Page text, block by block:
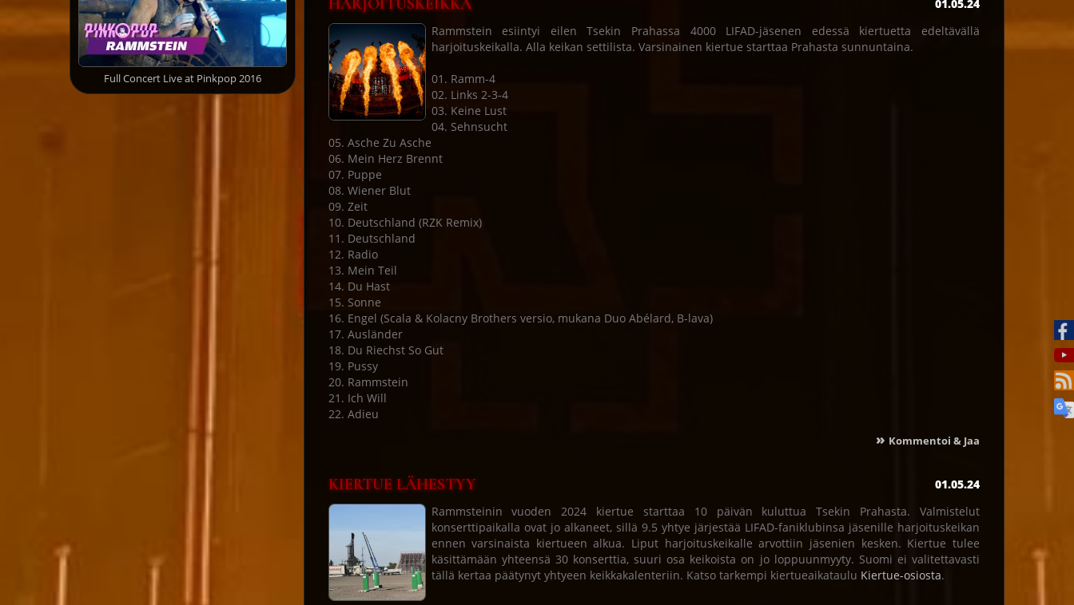
01.05.24
Rammstein esiintyi eilen Tsekin Prahassa 4000 LIFAD-jäsenen edessä kiertuetta edeltävällä
harjoituskeikalla. Alla keikan settilista. Varsinainen kiertue starttaa Prahasta sunnuntaina.
01. Ramm-4
02. Links 2-3-4
03. Keine Lust
04. Sehnsucht
05. Asche Zu Asche
06. Mein Herz Brennt
07. Puppe
08. Wiener Blut
09. Zeit
10. Deutschland (RZK Remix)
11. Deutschland
12. Radio
13. Mein Teil
14. Du Hast
15. Sonne
16. Engel (Scala & Kolacny Brothers versio, mukana Duo Abélard, B-lava)
17. Ausländer
18. Du Riechst So Gut
19. Pussy
20. Rammstein
21. Ich Will
22. Adieu
» Kommentoi & Jaa
KIERTUE LÄHESTYY
01.05.24
Rammsteinin vuoden 2024 kiertue starttaa 10 päivän kuluttua Tsekin Prahasta. Valmistelut
konserttipaikalla ovat jo alkaneet, sillä 9.5 yhtye järjestää LIFAD-faniklubinsa jäsenille harjoituskeikan
ennen varsinaista kiertueen alkua. Liput harjoituskeikalle arvottiin jäsenien kesken. Kiertue tulee
käsittämään yhteensä 30 konserttia, suuri osa keikoista on jo loppuunmyyty. Suomi ei valitettavasti
tällä kertaa päätynyt yhtyeen keikkakalenteriin. Katso tarkempi kiertueaikataulu Kiertue-osiosta.
Full Concert Live at Pinkpop 2016